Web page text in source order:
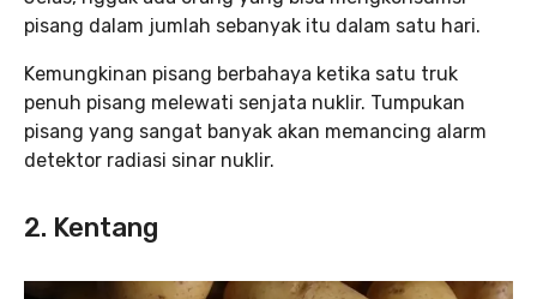
pisang dalam jumlah sebanyak itu dalam satu hari.
Kemungkinan pisang berbahaya ketika satu truk
penuh pisang melewati senjata nuklir. Tumpukan
pisang yang sangat banyak akan memancing alarm
detektor radiasi sinar nuklir.
2. Kentang